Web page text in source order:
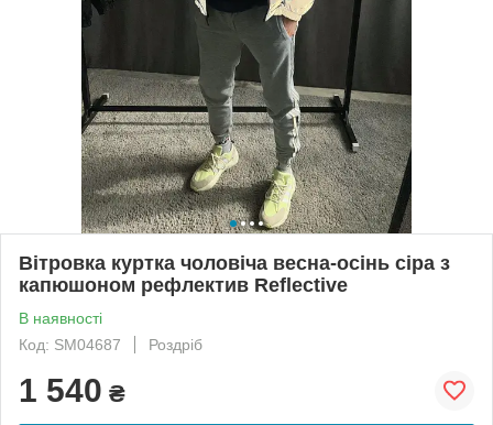
Вітровка куртка чоловіча весна-осінь сіра з
капюшоном рефлектив Reflective
В наявності
Код: SM04687
Роздріб
1 540 ₴